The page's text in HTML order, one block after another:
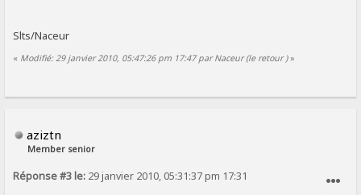
Slts/Naceur
« Modifié: 29 janvier 2010, 05:47:26 pm 17:47 par Naceur (le retour )»
aziztn
Member senior
Réponse #3 le: 29 janvier 2010, 05:31:37 pm 17:31